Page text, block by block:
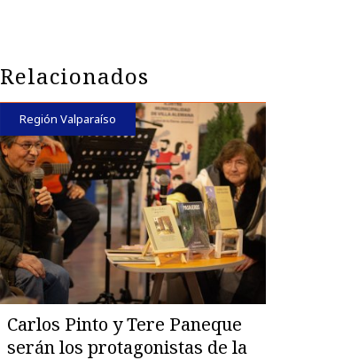
Relacionados
Región Valparaíso
Carlos Pinto y Tere Paneque
serán los protagonistas de la